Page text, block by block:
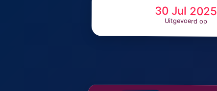
30 Jul 2025
Uitgevoerd op